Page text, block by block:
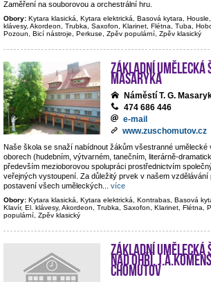
Zaměření na souborovou a orchestrální hru.
Obory: Kytara klasická, Kytara elektrická, Basová kytara,
klávesy, Akordeon, Trubka, Saxofon, Klarinet, Flétna, Tuba,
Pozoun, Bicí nástroje, Perkuse, Zpěv populární, Zpěv klasický
Základní umělecká
Masaryka
Náměstí T. G.
474 686 446
e-mail
www.zuschomutov.cz
Naše škola se snaží nabídnout žákům všestranné umělecké
oborech (hudebním, výtvarném, tanečním, literárně-
především mezioborovou spolupráci prostřednictvím
veřejných vystoupení. Za důležitý prvek v našem vzdělávání
postavení všech uměleckých
více
Obory: Kytara klasická, Kytara elektrická, Kontrabas, Basová
Klavír, El. klávesy, Akordeon, Trubka, Saxofon, Klarinet, Flétna,
populární, Zpěv klasický
Základní
nad Ohří,
Chomutov